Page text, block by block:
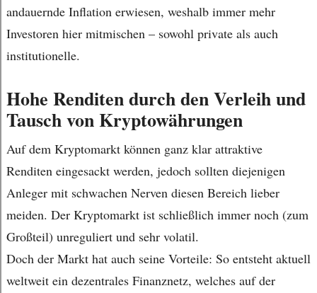
andauernde Inflation erwiesen, weshalb immer mehr
Investoren hier mitmischen – sowohl private als auch
institutionelle.
Hohe Renditen durch den Verleih und
Tausch von Kryptowährungen
Auf dem Kryptomarkt können ganz klar attraktive
Renditen eingesackt werden, jedoch sollten diejenigen
Anleger mit schwachen Nerven diesen Bereich lieber
meiden. Der Kryptomarkt ist schließlich immer noch (zum
Großteil) unreguliert und sehr volatil.
Doch der Markt hat auch seine Vorteile: So entsteht aktuell
weltweit ein dezentrales Finanznetz, welches auf der